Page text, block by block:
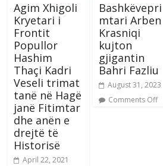
Agim Xhigoli
Kryetari i
Frontit
Popullor
Hashim
Thaçi Kadri
Veseli trimat
tanë në Hagë
janë Fitimtar
dhe anën e
drejtë të
Historisë
April 22, 2021
Bashkëvepri
mtari Arben
Krasniqi
kujton
gjigantin
Bahri Fazliu
August 31, 2023
Comments Off